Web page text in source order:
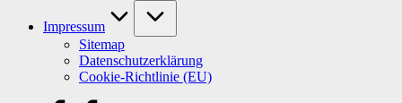
Impressum
Sitemap
Datenschutzerklärung
Cookie-Richtlinie (EU)